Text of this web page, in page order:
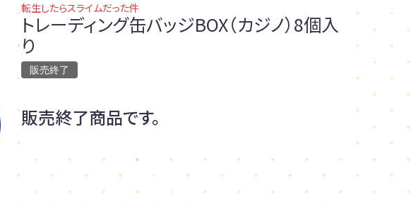
転生したらスライムだった件
トレーディング缶バッジBOX（カジノ）8個入
り
販売終了
販売終了商品です。